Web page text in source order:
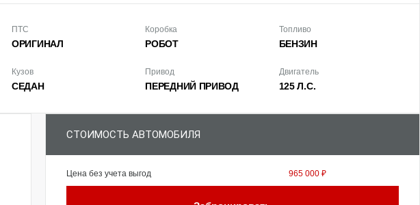
ПТС
ОРИГИНАЛ
Коробка
РОБОТ
Топливо
БЕНЗИН
Кузов
СЕДАН
Привод
ПЕРЕДНИЙ ПРИВОД
Двигатель
125 Л.С.
СТОИМОСТЬ АВТОМОБИЛЯ
Цена без учета выгод 965 000 ₽